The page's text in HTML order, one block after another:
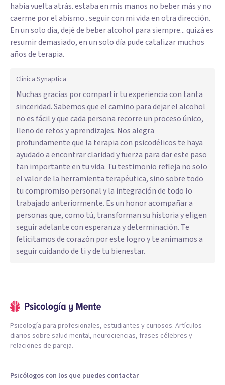
había vuelta atrás. estaba en mis manos no beber más y no
caerme por el abismo.. seguir con mi vida en otra dirección.
En un solo día, dejé de beber alcohol para siempre... quizá es
resumir demasiado, en un solo día pude catalizar muchos
años de terapia.
Clínica Synaptica
Muchas gracias por compartir tu experiencia con tanta
sinceridad. Sabemos que el camino para dejar el alcohol
no es fácil y que cada persona recorre un proceso único,
lleno de retos y aprendizajes. Nos alegra
profundamente que la terapia con psicodélicos te haya
ayudado a encontrar claridad y fuerza para dar este paso
tan importante en tu vida. Tu testimonio refleja no solo
el valor de la herramienta terapéutica, sino sobre todo
tu compromiso personal y la integración de todo lo
trabajado anteriormente. Es un honor acompañar a
personas que, como tú, transforman su historia y eligen
seguir adelante con esperanza y determinación. Te
felicitamos de corazón por este logro y te animamos a
seguir cuidando de ti y de tu bienestar.
Psicología para profesionales, estudiantes y curiosos. Artículos
diarios sobre salud mental, neurociencias, frases célebres y
relaciones de pareja.
Psicólogos con los que puedes contactar